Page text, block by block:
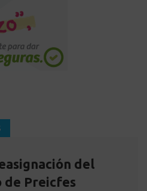
del
de Preicfes